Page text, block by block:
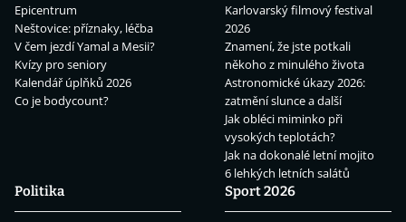
Epicentrum
Neštovice: příznaky, léčba
V čem jezdí Yamal a Mesii?
Kvízy pro seniory
Kalendář úplňků 2026
Co je bodycount?
Karlovarský filmový festival
2026
Znamení, že jste potkali
někoho z minulého života
Astronomické úkazy 2026:
zatmění slunce a další
Jak obléci miminko při
vysokých teplotách?
Jak na dokonalé letní mojito
6 lehkých letních salátů
Politika
Sport 2026